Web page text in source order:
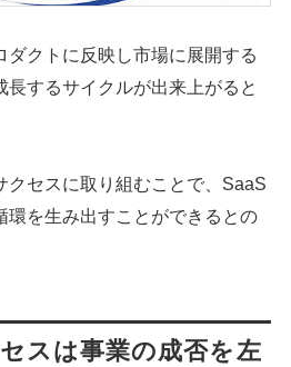
ダクトに反映し市場に展開する
長するサイクルが出来上がると
クセスに取り組むことで、SaaS
環を生み出すことができるとの
スは事業の成否を左